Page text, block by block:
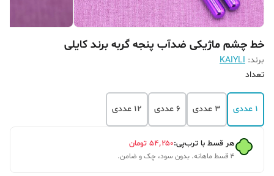
خط چشم ماژیکی ضدآب پنجه گربه برند کایلی
برند: KAIYLI
تعداد
1 عددی 3 عددی 6 عددی 12 عددی
هر قسط با ترب‌پی:۵۴٬۲۵۰ تومان
۴ قسط ماهانه. بدون سود، چک و ضامن.